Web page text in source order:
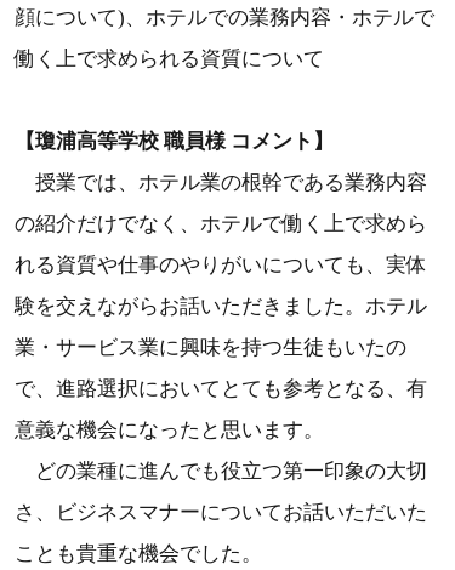
顔について)、ホテルでの業務内容・ホテルで
働く上で求められる資質について
【瓊浦高等学校 職員様 コメント】
授業では、ホテル業の根幹である業務内容
の紹介だけでなく、ホテルで働く上で求めら
れる資質や仕事のやりがいについても、実体
験を交えながらお話いただきました。ホテル
業・サービス業に興味を持つ生徒もいたの
で、進路選択においてとても参考となる、有
意義な機会になったと思います。
どの業種に進んでも役立つ第一印象の大切
さ、ビジネスマナーについてお話いただいた
ことも貴重な機会でした。